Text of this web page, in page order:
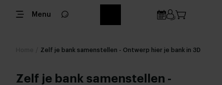
Menu
Zelf je bank samenstellen - Ontwerp hier je bank in 3D
Zelf je bank samenstellen -